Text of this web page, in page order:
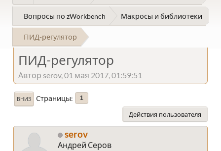
Вопросы по zWorkbench Макросы и библиотеки
ПИД-регулятор
ПИД-регулятор
Автор serov, 01 мая 2017, 01:59:51
ВНИЗ Страницы 1
Действия пользователя
serov
Андрей Серов